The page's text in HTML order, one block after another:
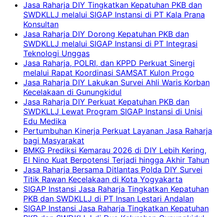
Jasa Raharja DIY Tingkatkan Kepatuhan PKB dan
SWDKLLJ melalui SIGAP Instansi di PT Kala Prana
Konsultan
Jasa Raharja DIY Dorong Kepatuhan PKB dan
SWDKLLJ melalui SIGAP Instansi di PT Integrasi
Teknologi Unggas
Jasa Raharja, POLRI, dan KPPD Perkuat Sinergi
melalui Rapat Koordinasi SAMSAT Kulon Progo
Jasa Raharja DIY Lakukan Survei Ahli Waris Korban
Kecelakaan di Gunungkidul
Jasa Raharja DIY Perkuat Kepatuhan PKB dan
SWDKLLJ Lewat Program SIGAP Instansi di Unisi
Edu Medika
Pertumbuhan Kinerja Perkuat Layanan Jasa Raharja
bagi Masyarakat
BMKG Prediksi Kemarau 2026 di DIY Lebih Kering,
El Nino Kuat Berpotensi Terjadi hingga Akhir Tahun
Jasa Raharja Bersama Ditlantas Polda DIY Survei
Titik Rawan Kecelakaan di Kota Yogyakarta
SIGAP Instansi Jasa Raharja Tingkatkan Kepatuhan
PKB dan SWDKLLJ di PT Insan Lestari Andalan
SIGAP Instansi Jasa Raharja Tingkatkan Kepatuhan